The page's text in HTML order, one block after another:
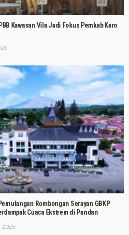
Kawasan Vila Jadi Fokus Pemkab Karo
Rombongan Serayan GBKP
Cuaca Ekstrem di Pandan
2025